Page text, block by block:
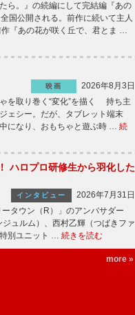
ら。』の続編にして完結編『あの
国公開される。前作に続いて主人
『あの花が咲く丘で、君とま …
映画
2026年8月3日
を取り巻く“変化”を描く 持ち主
ェシー。だが、タブレット端末
になり、おもちゃと遊ぶ時 … 続
ハロプロ研修生から羽化した
インタビュー
2026年7月31日
タウン（R）」のアンバサダー
ュルム）、西村乙輝（つばきファ
別ユニット … 続きを読む
more »